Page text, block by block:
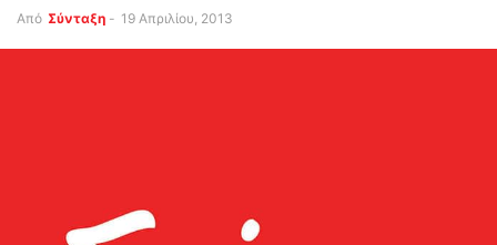
Από Σύνταξη - 19 Απριλίου, 2013